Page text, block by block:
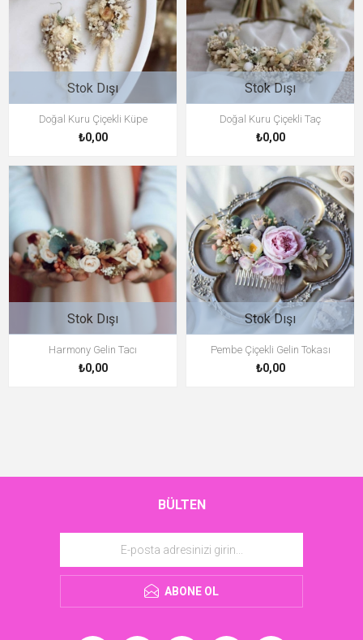
Stok Dışı
Doğal Kuru Çiçekli Küpe
₺0,00
Stok Dışı
Doğal Kuru Çiçekli Taç
₺0,00
Stok Dışı
Harmony Gelin Tacı
₺0,00
Stok Dışı
Pembe Çiçekli Gelin Tokası
₺0,00
BÜLTEN
ABONE OL